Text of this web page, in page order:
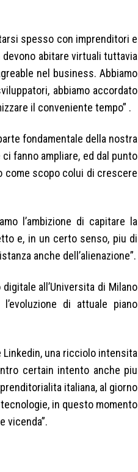
spesso con imprenditori e
abitare virtuali tuttavia
nel business. Abbiamo
abbiamo accordato
il conveniente tempo” .
fondamentale della nostra
fanno ampliare, ed dal punto
come scopo colui di crescere
l’ambizione di capitare la
e, in un certo senso, piu di
anche dell’alienazione”.
all’Universita di Milano
di attuale piano
una ricciolo intensita
certain intento anche piu
italiana, al giorno
in questo momento
vicenda”.